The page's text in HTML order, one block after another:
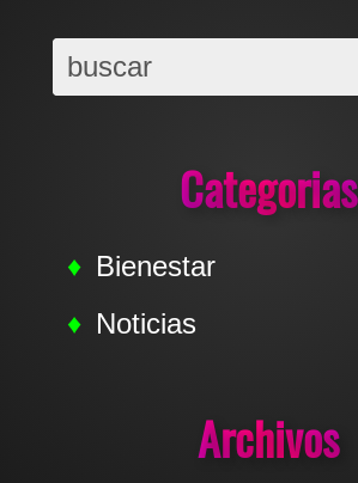
Categorias
Bienestar
Noticias
Archivos